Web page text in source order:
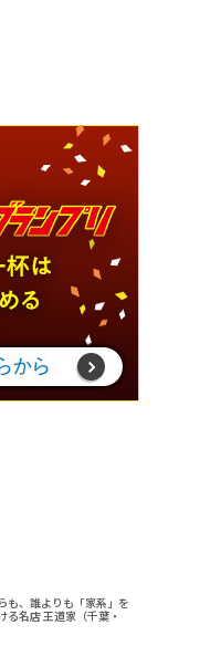
も、誰よりも「家系」を
る名店 王道家（千葉・